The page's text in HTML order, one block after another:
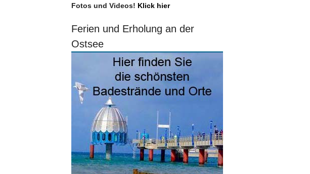
Fotos und Videos! Klick hier
Ferien und Erholung an der
Ostsee